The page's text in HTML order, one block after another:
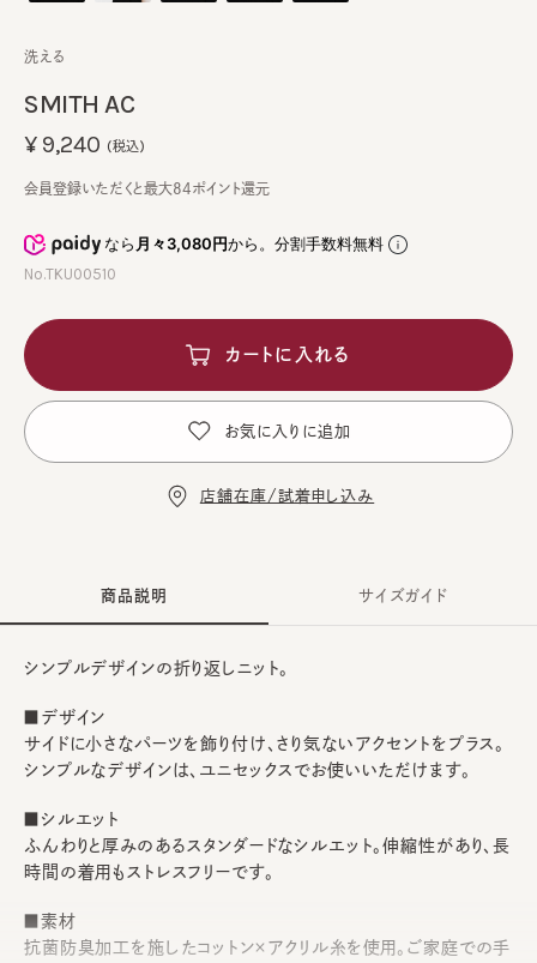
SMITH AC
洗える
なら月々3,080円から。分割手数料無料
No.TKU00510
¥9,240 (税込)
会員登録いただくと最大84ポイント還元
カートに入れる
お気に入りに追加
店舗在庫/試着申し込み
商品説明
シンプルデザインの折り返しニット。
■デザイン
サイドに小さなパーツを飾り付け、さり気ないアクセントをプラス。
シンプルなデザインは、ユニセックスでお使いいただけます。
■シルエット
ふんわりと厚みのあるスタンダードなシルエット。伸縮性があり、長
時間の着用もストレスフリーです。
■素材
抗菌防臭加工を施したコットン×アクリル糸を使用。ご家庭での手
サイズガイド